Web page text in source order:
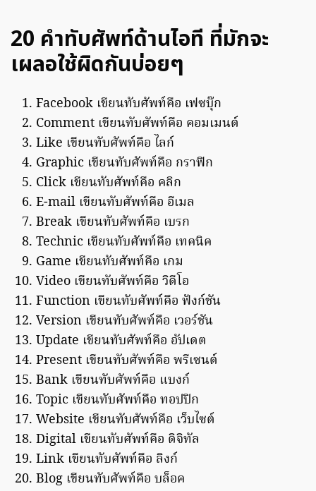
20 คำทับศัพท์ด้านไอที ที่มักจะ
เผลอใช้ผิดกันบ่อยๆ
Facebook เขียนทับศัพท์คือ เฟซบุ๊ก
Comment เขียนทับศัพท์คือ คอมเมนต์
Like เขียนทับศัพท์คือ ไลก์
Graphic เขียนทับศัพท์คือ กราฟิก
Click เขียนทับศัพท์คือ คลิก
E-mail เขียนทับศัพท์คือ อีเมล
Break เขียนทับศัพท์คือ เบรก
Technic เขียนทับศัพท์คือ เทคนิค
Game เขียนทับศัพท์คือ เกม
Video เขียนทับศัพท์คือ วิดีโอ
Function เขียนทับศัพท์คือ ฟังก์ชัน
Version เขียนทับศัพท์คือ เวอร์ชัน
Update เขียนทับศัพท์คือ อัปเดต
Present เขียนทับศัพท์คือ พรีเซนต์
Bank เขียนทับศัพท์คือ แบงก์
Topic เขียนทับศัพท์คือ ทอปปิก
Website เขียนทับศัพท์คือ เว็บไซต์
Digital เขียนทับศัพท์คือ ดิจิทัล
Link เขียนทับศัพท์คือ ลิงก์
Blog เขียนทับศัพท์คือ บล็อค